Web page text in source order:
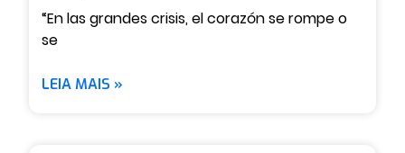
“En las grandes crisis, el corazón se rompe o
se
LEIA MAIS »